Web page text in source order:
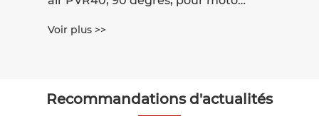
Recommandations d'actualités